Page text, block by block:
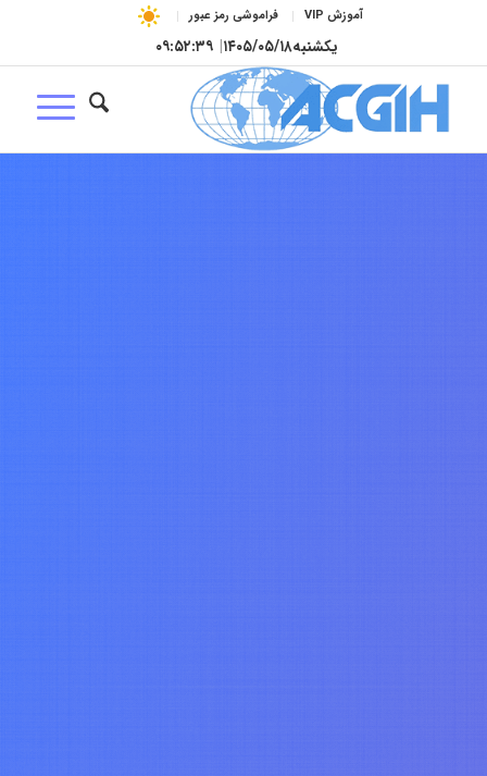
آموزش VIP فراموشی رمز عبور
یکشنبه۱۴۰۵/۰۵/۱۸| ۰۹:۵۲:۴۰